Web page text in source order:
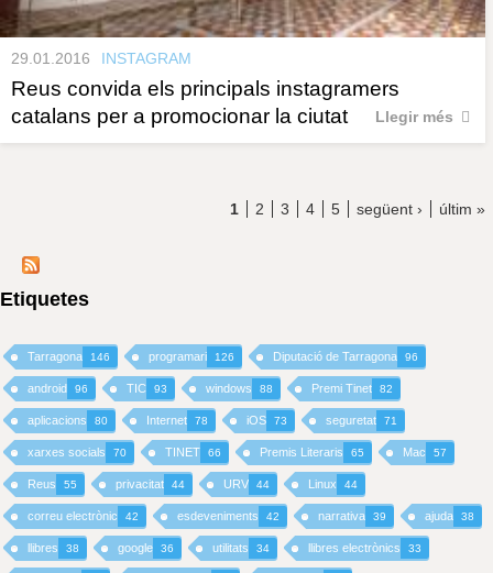
29.01.2016 INSTAGRAM
Reus convida els principals instagramers
catalans per a promocionar la ciutat
Llegir més
1 2 3 4 5 següent › últim »
Etiquetes
Tarragona 146 programari 126 Diputació de Tarragona 96
android 96 TIC 93 windows 88 Premi Tinet 82
aplicacions 80 Internet 78 iOS 73 seguretat 71
xarxes socials 70 TINET 66 Premis Literaris 65 Mac 57
Reus 55 privacitat 44 URV 44 Linux 44
correu electrònic 42 esdeveniments 42 narrativa 39 ajuda 38
llibres 38 google 36 utilitats 34 llibres electrònics 33